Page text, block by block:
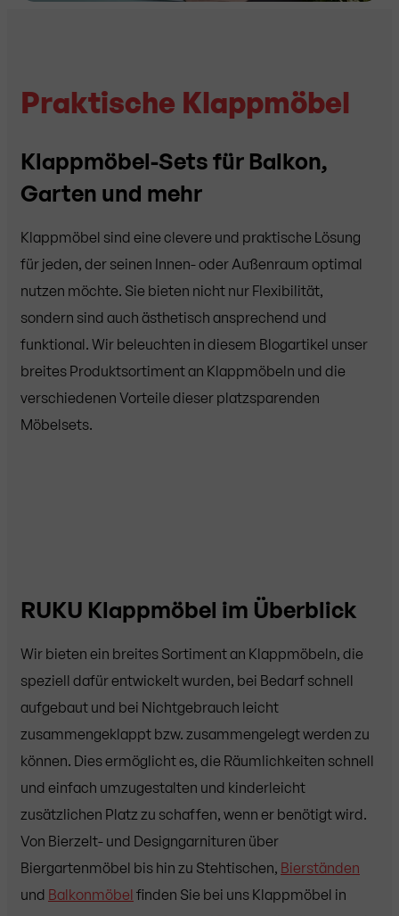
Praktische Klappmöbel
Klappmöbel-Sets für Balkon,
Garten und mehr
Klappmöbel sind eine clevere und praktische Lösung
für jeden, der seinen Innen- oder Außenraum optimal
nutzen möchte. Sie bieten nicht nur Flexibilität,
sondern sind auch ästhetisch ansprechend und
funktional. Wir beleuchten in diesem Blogartikel unser
breites Produktsortiment an Klappmöbeln und die
verschiedenen Vorteile dieser platzsparenden
Möbelsets.
RUKU Klappmöbel im Überblick
Wir bieten ein breites Sortiment an Klappmöbeln, die
speziell dafür entwickelt wurden, bei Bedarf schnell
aufgebaut und bei Nichtgebrauch leicht
zusammengeklappt bzw. zusammengelegt werden zu
können. Dies ermöglicht es, die Räumlichkeiten schnell
und einfach umzugestalten und kinderleicht
zusätzlichen Platz zu schaffen, wenn er benötigt wird.
Von Bierzelt- und Designgarnituren über
Biergartenmöbel bis hin zu Stehtischen, Bierständen
und Balkonmöbel finden Sie bei uns Klappmöbel in